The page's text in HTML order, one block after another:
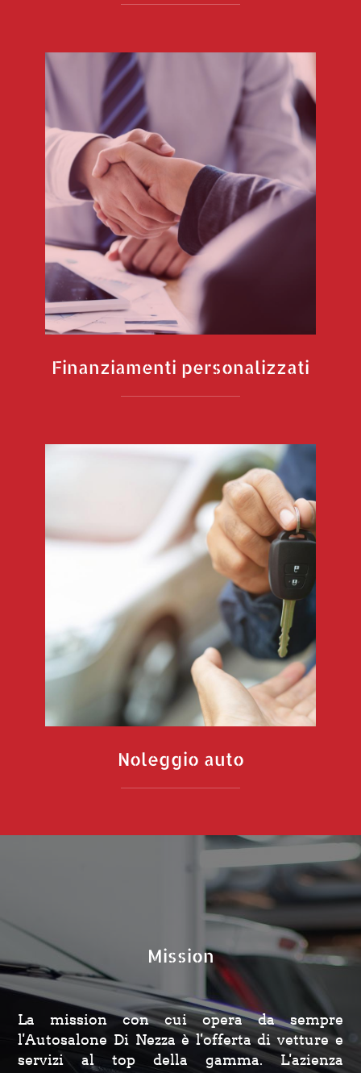
Finanziamenti personalizzati
Noleggio auto
Mission
La mission con cui opera da sempre
l'Autosalone Di Nezza è l'offerta di vetture e
servizi al top della gamma. L'azienza